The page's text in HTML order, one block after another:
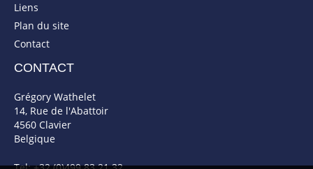
Liens
Plan du site
Contact
CONTACT
Grégory Wathelet
14, Rue de l'Abattoir
4560 Clavier
Belgique